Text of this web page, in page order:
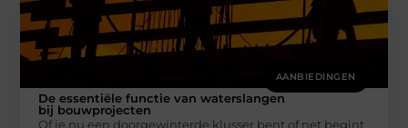
AANBIEDINGEN
De essentiële functie van waterslangen
bij bouwprojecten
Of je nu een doorgewinterde klusser bent of net begint